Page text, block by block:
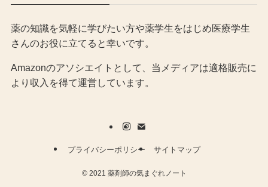
薬の知識を気軽に学びたい方や薬学生をはじめ医療学生
さんのお役に立てると幸いです。
Amazonのアソシエイトとして、当メディアは適格販売に
より収入を得て運営しています。
プライバシーポリシー サイトマップ
©2021 薬剤師の気まぐれノート